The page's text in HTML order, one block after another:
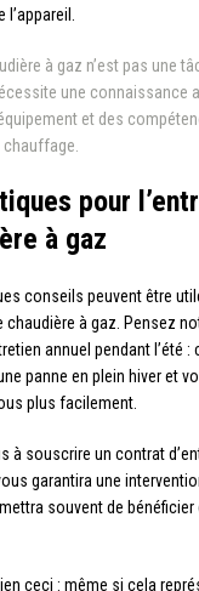
l’appareil.
à gaz n’est pas une
une connaissance
et des
chauffage.
pour
à gaz
conseils peuvent être
chaudière à gaz. Pensez
annuel pendant l’été :
panne en plein hiver et
plus facilement.
à souscrire un contrat
garantira une
souvent de bénéficier
ceci : même si cela